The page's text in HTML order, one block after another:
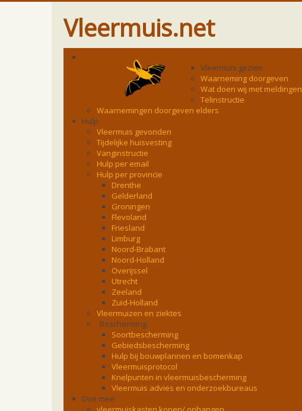
Vleermuis.net
Vleermuis gezien
Waarneming doorgeven
Wat doen wij met meldingen
Telinstructie
Waarnemingen doorgeven elders
Hulp
Vleermuis gevonden
Tijdelijke huisvesting
Vanginstructie
Hulp per email
Hulp per provincie
Drenthe
Gelderland
Groningen
Flevoland
Friesland
Limburg
Noord-Brabant
Noord-Holland
Overijssel
Utrecht
Zeeland
Zuid-Holland
Vleermuizen en ziektes
Bescherming
Soortbescherming
Gebiedsbescherming
Hulp bij bouwplannen en bomenkap
Vleermuisprotocol
Knelpunten in vleermuisbescherming
Vleermuis advies en onderzoekbureaus
Doe mee